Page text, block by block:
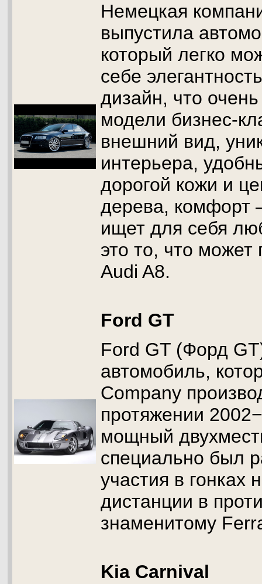
Немецкая
выпустила
который легко
себе
дизайн, что
модели бизнес-
внешний вид,
интерьера,
дорогой кожи и
дерева, комфорт
ищет для себя
это то, что может
Audi A8.
Ford GT
Ford GT (Форд
автомобиль,
Company
протяжении
мощный
специально был
участия в гонках
дистанции в
знаменитому
Kia Carnival